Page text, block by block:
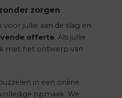
zorgen
voor jullie aan de slag en
offerte. Als jullie
met het ontwerp van
in een online
opmaak. We